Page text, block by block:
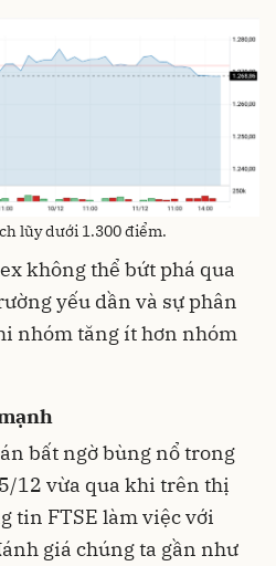
lũy dưới 1.300 điểm.
không thể bứt phá qua
yếu dần và sự phân
nhóm tăng ít hơn nhóm
bất ngờ bùng nổ trong
12 vừa qua khi trên thị
tin FTSE làm việc với
giá chúng ta gần như